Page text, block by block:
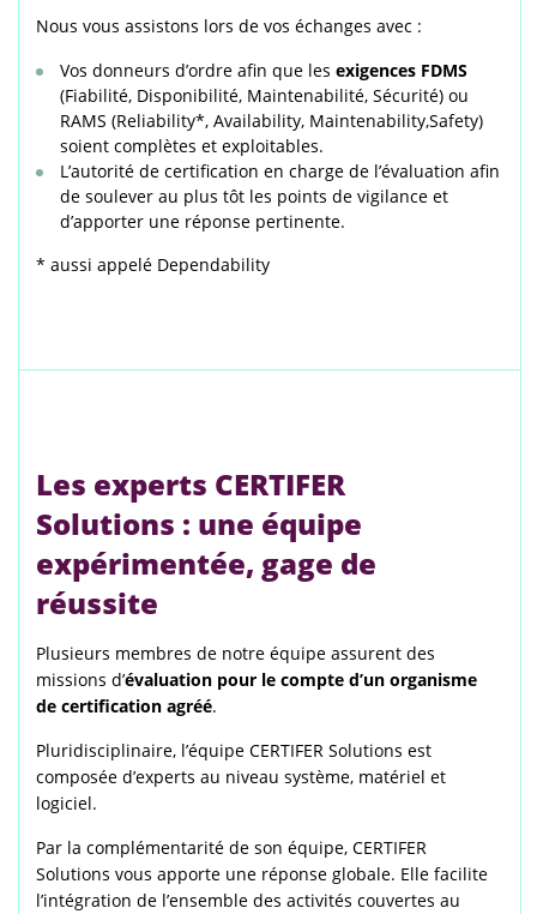
Nous vous assistons lors de vos échanges avec :
Vos donneurs d’ordre afin que les exigences FDMS
(Fiabilité, Disponibilité, Maintenabilité, Sécurité) ou
RAMS (Reliability*, Availability, Maintenability,Safety)
soient complètes et exploitables.
L’autorité de certification en charge de l’évaluation afin
de soulever au plus tôt les points de vigilance et
d’apporter une réponse pertinente.
* aussi appelé Dependability
Les experts CERTIFER
Solutions : une équipe
expérimentée, gage de
réussite
Plusieurs membres de notre équipe assurent des
missions d’évaluation pour le compte d’un organisme
de certification agréé.
Pluridisciplinaire, l’équipe CERTIFER Solutions est
composée d’experts au niveau système, matériel et
logiciel.
Par la complémentarité de son équipe, CERTIFER
Solutions vous apporte une réponse globale. Elle facilite
l’intégration de l’ensemble des activités couvertes au